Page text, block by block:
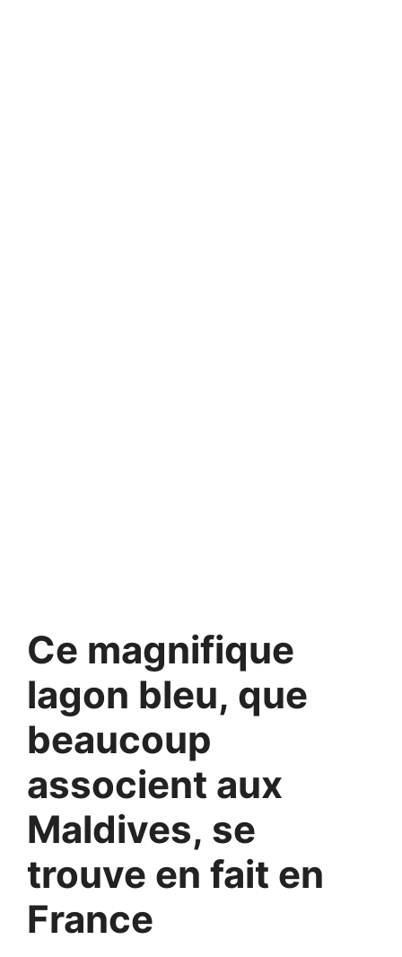
Ce magnifique
lagon bleu, que
beaucoup
associent aux
Maldives, se
trouve en fait en
France